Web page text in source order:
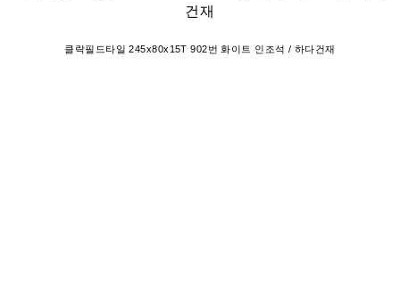
클락필드타일 245x80x15T 902번 화이트 인조석 / 하다건재